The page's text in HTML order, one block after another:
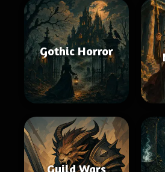
Gothic Horror
Guild Wars